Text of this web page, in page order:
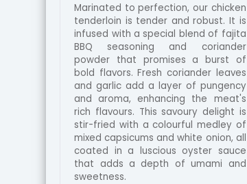
Marinated to perfection, our chicken
tenderloin is tender and robust. It is
infused with a special blend of fajita
BBQ seasoning and coriander
powder that promises a burst of
bold flavors. Fresh coriander leaves
and garlic add a layer of pungency
and aroma, enhancing the meat's
rich flavours. This savoury delight is
stir-fried with a colourful medley of
mixed capsicums and white onion, all
coated in a luscious oyster sauce
that adds a depth of umami and
sweetness.